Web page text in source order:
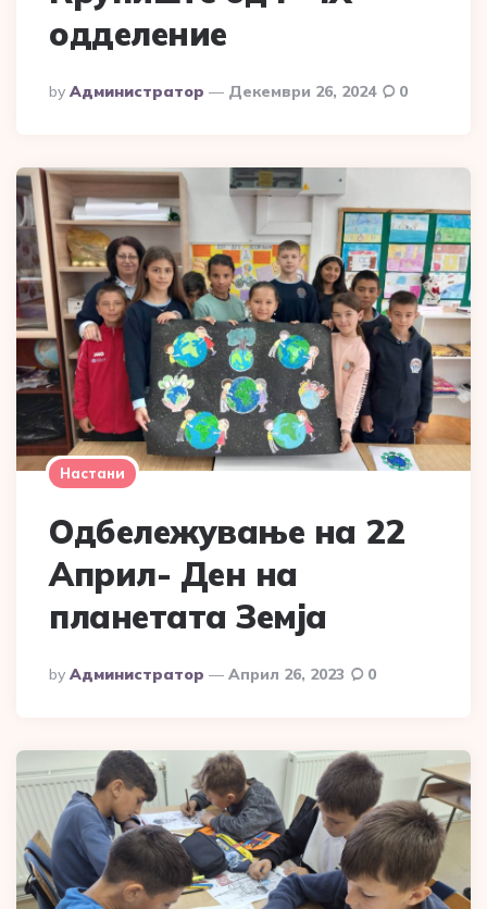
одделение
Posted
By
By Администратор Декември 26, 2024 0
Настани
Одбележување на 22
Април- Ден на
планетата Земја
Posted
By
By Администратор Април 26, 2023 0